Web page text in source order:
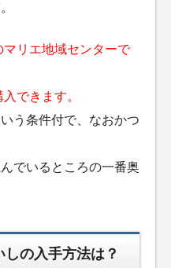
リエ地域センターで
できます。
う条件付で、なおかつ
でいるところの一番奥
しの入手方法は？